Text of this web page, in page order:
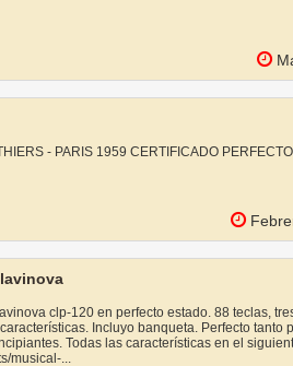
- PARIS 1959 CERTIFICADO
clp-120 en perfecto estado. 88 teclas,
Incluyo banqueta. Perfecto tanto
Todas las características en el
musical-...